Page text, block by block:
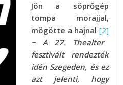
Jön a söprőgép
tompa morajjal,
mögötte a hajnal [2]
− A 27. Thealter
fesztivált rendezték
idén Szegeden, és ez
azt jelenti, hogy